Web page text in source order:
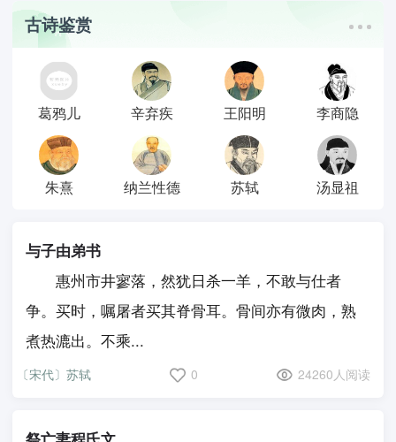
古诗鉴赏
葛鸦儿 辛弃疾 王阳明 李商隐
朱熹 纳兰性德 苏轼 汤显祖
与子由弟书
惠州市井寥落，然犹日杀一羊，不敢与仕者
争。买时，嘱屠者买其脊骨耳。骨间亦有微肉，熟
煮热漉出。不乘...
〔宋代〕苏轼 0 24260人阅读